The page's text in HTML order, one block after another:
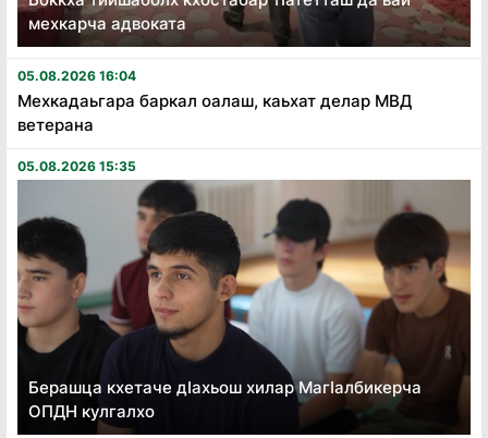
мехкарча адвоката
05.08.2026 16:04
Мехкадаьгара баркал оалаш, каьхат делар МВД
ветерана
05.08.2026 15:35
Берашца кхетаче дӏахьош хилар Магӏалбикерча
ОПДН кулгалхо